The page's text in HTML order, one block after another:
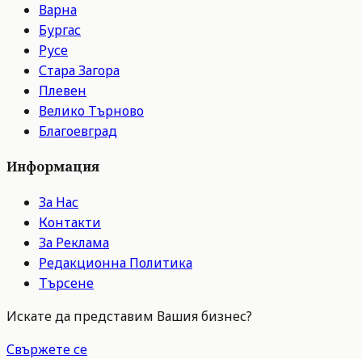
Варна
Бургас
Русе
Стара Загора
Плевен
Велико Търново
Благоевград
Информация
За Нас
Контакти
За Реклама
Редакционна Политика
Търсене
Искате да представим Вашия бизнес?
Свържете се